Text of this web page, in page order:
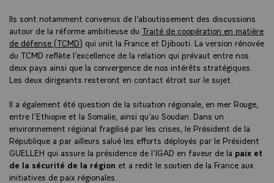
Ils sont notamment convenus de l’aboutissement des discussions
autour de la réforme ambitieuse du Traité de coopération en matière
de défense (TCMD) qui unit la France et Djibouti. La version rénovée
du TCMD reflète l’excellence de la relation qui prévaut entre nos
deux pays ainsi que la convergence de nos intérêts stratégiques.
Les deux dirigeants resteront en contact étroit sur le sujet.
Il a également été question de la situation régionale, en mer Rouge,
entre l’Ethiopie et la Somalie, ainsi qu’au Soudan. Dans un
environnement régional fragilisé par les crises, le Président de la
République a par ailleurs salué les efforts déployés par le Président
GUELLEH qui assure la présidence de l’IGAD en faveur de la paix et
de la sécurité de la région et a redit le soutien de la France aux
initiatives de paix régionales.